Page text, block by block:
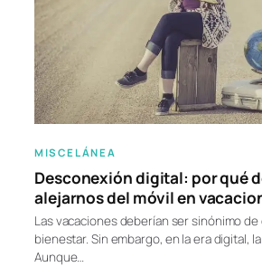
MISCELÁNEA
Desconexión digital: por qué
alejarnos del móvil en
Las vacaciones deberían ser sinónimo
bienestar. Sin embargo, en la era digital,
Aunque…